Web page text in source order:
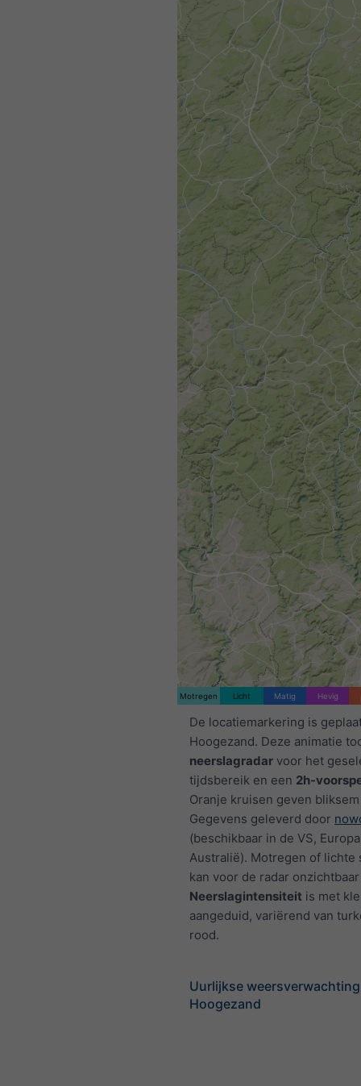
Motregen Licht Matig Hevig
De locatiemarkering is
Hoogezand. Deze animatie
neerslagradar voor het
tijdsbereik en een 2h-
Oranje kruisen geven bliksem
Gegevens geleverd door
(beschikbaar in de VS,
Australië). Motregen of lichte
kan voor de radar
Neerslagintensiteit is met
aangeduid, variërend van
rood.
Uurlijkse
Hoogezand